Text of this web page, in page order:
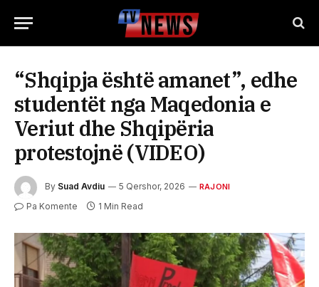
“Shqipja është amanet”, edhe
studentët nga Maqedonia e
Veriut dhe Shqipëria
protestojnë (VIDEO)
By Suad Avdiu 5 Qershor, 2026 RAJONI
Pa Komente 1 Min Read